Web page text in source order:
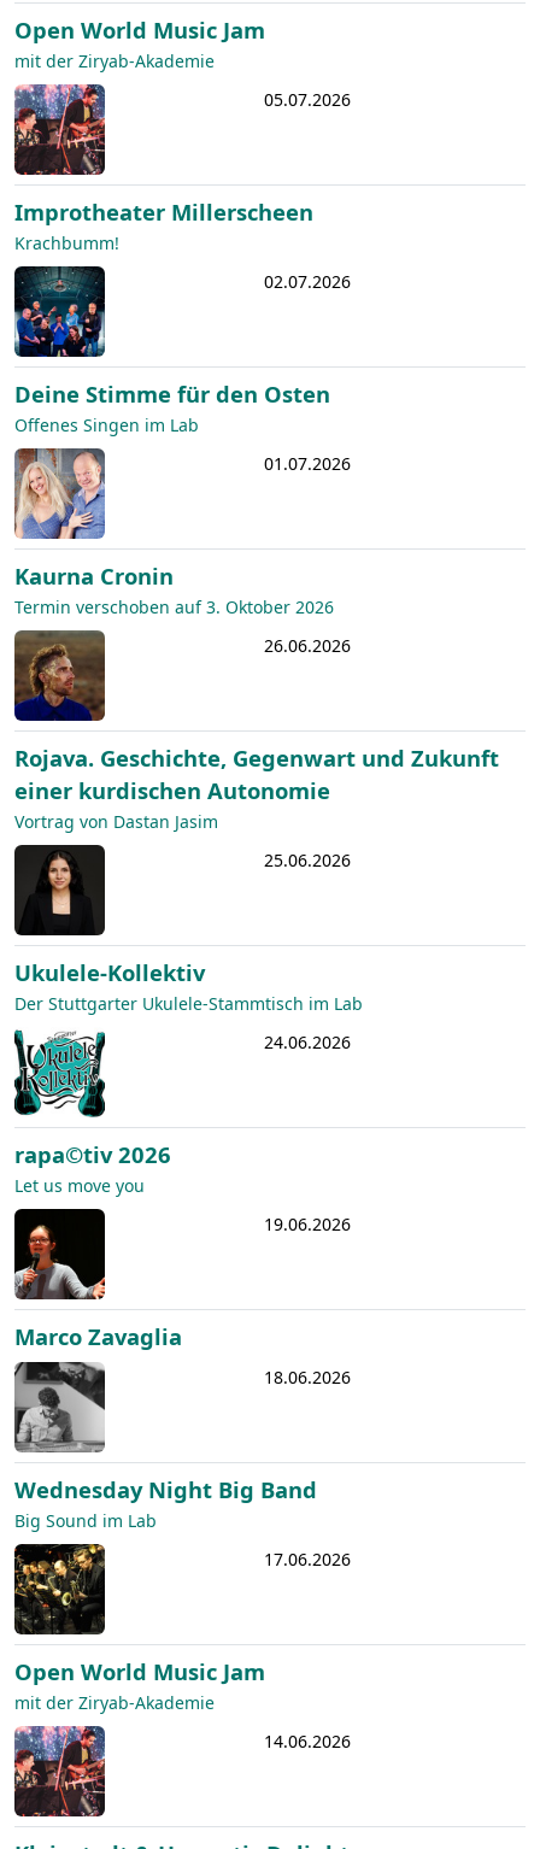
Open World Music Jam
mit der Ziryab-Akademie
05.07.2026
Improtheater Millerscheen
Krachbumm!
02.07.2026
Deine Stimme für den Osten
Offenes Singen im Lab
01.07.2026
Kaurna Cronin
Termin verschoben auf 3. Oktober 2026
26.06.2026
Rojava. Geschichte, Gegenwart und Zukunft
einer kurdischen Autonomie
Vortrag von Dastan Jasim
25.06.2026
Ukulele-Kollektiv
Der Stuttgarter Ukulele-Stammtisch im Lab
24.06.2026
rapa©tiv 2026
Let us move you
19.06.2026
Marco Zavaglia
18.06.2026
Wednesday Night Big Band
Big Sound im Lab
17.06.2026
Open World Music Jam
mit der Ziryab-Akademie
14.06.2026